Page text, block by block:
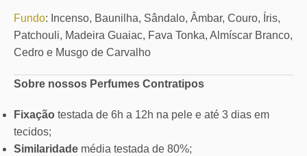
Fundo: Incenso, Baunilha, Sândalo, Âmbar, Couro, Íris,
Patchouli, Madeira Guaiac, Fava Tonka, Almíscar Branco,
Cedro e Musgo de Carvalho
Sobre nossos Perfumes Contratipos
Fixação testada de 6h a 12h na pele e até 3 dias em
tecidos;
Similaridade média testada de 80%;